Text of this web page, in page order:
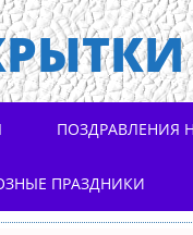
ПОЗДРАВЛЕНИЯ
ПРАЗДНИКИ